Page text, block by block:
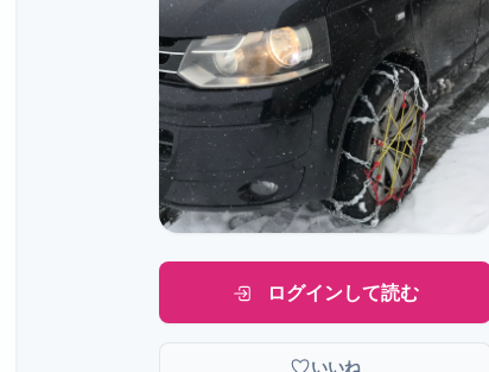
ログインして読む
いいね